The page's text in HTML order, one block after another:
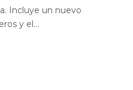
Incluye un nuevo
y el...